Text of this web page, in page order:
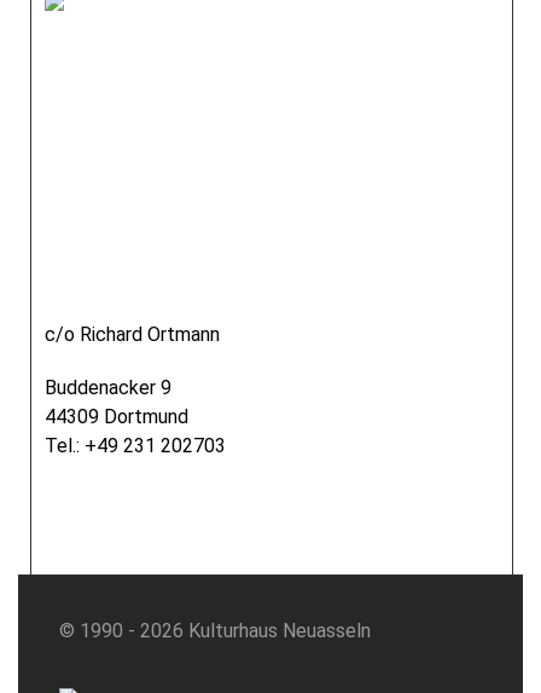
c/o Richard Ortmann
Buddenacker 9
44309 Dortmund
Tel.: +49 231 202703
© 1990 - 2026 Kulturhaus Neuasseln